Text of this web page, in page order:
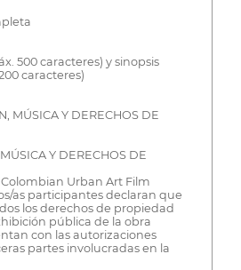
500 caracteres) y sinopsis
caracteres)
MÚSICA Y DERECHOS DE
Y DERECHOS DE
Urban Art Film
as participantes declaran que
los derechos de propiedad
pública de la obra
con las autorizaciones
partes involucradas en la